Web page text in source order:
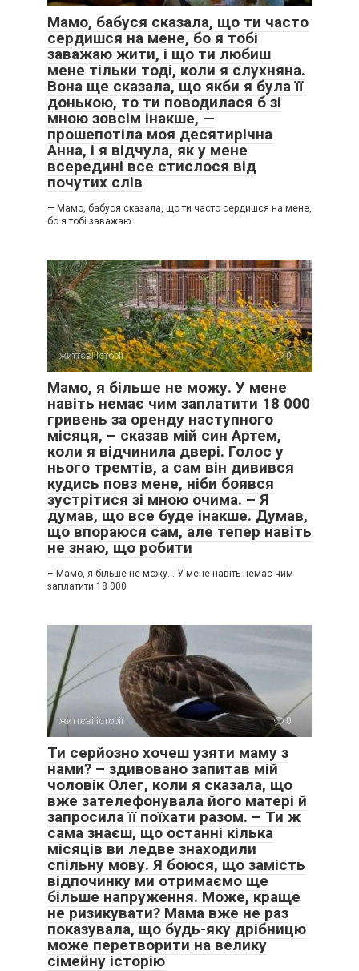
Мамо, бабуся сказала, що ти часто
сердишся на мене, бо я тобі
заважаю жити, і що ти любиш
мене тільки тоді, коли я слухняна.
Вона ще сказала, що якби я була її
донькою, то ти поводилася б зі
мною зовсім інакше, —
прошепотіла моя десятирічна
Анна, і я відчула, як у мене
всередині все стислося від
почутих слів
— Мамо, бабуся сказала, що ти часто сердишся на мене,
бо я тобі заважаю
життєві історії 0
Мамо, я більше не можу. У мене
навіть немає чим заплатити 18 000
гривень за оренду наступного
місяця, – сказав мій син Артем,
коли я відчинила двері. Голос у
нього тремтів, а сам він дивився
кудись повз мене, ніби боявся
зустрітися зі мною очима. – Я
думав, що все буде інакше. Думав,
що впораюся сам, але тепер навіть
не знаю, що робити
– Мамо, я більше не можу… У мене навіть немає чим
заплатити 18 000
життєві історії 0
Ти серйозно хочеш узяти маму з
нами? – здивовано запитав мій
чоловік Олег, коли я сказала, що
вже зателефонувала його матері й
запросила її поїхати разом. – Ти ж
сама знаєш, що останні кілька
місяців ви ледве знаходили
спільну мову. Я боюся, що замість
відпочинку ми отримаємо ще
більше напруження. Може, краще
не ризикувати? Мама вже не раз
показувала, що будь-яку дрібницю
може перетворити на велику
сімейну історію